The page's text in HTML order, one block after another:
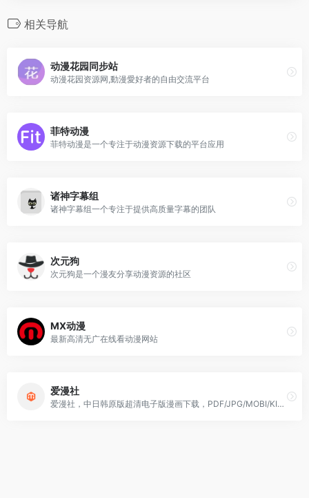
相关导航
动漫花园同步站
动漫花园资源网,動漫愛好者的自由交流平台
菲特动漫
菲特动漫是一个专注于动漫资源下载的平台应用
诸神字幕组
诸神字幕组一个专注于提供高质量字幕的团队
次元狗
次元狗是一个漫友分享动漫资源的社区
MX动漫
最新高清无广在线看动漫网站
爱漫社
爱漫社，中日韩原版超清电子版漫画下载，PDF/JPG/MOBI/KINDLE电子版漫画下载。